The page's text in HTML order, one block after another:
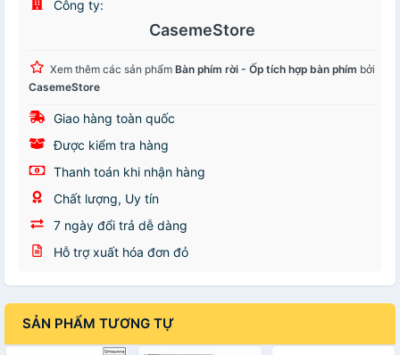
Công ty:
CasemeStore
Xem thêm các sản phẩm Bàn phím rời - Ốp tích hợp bàn phím bởi
CasemeStore
Giao hàng toàn quốc
Được kiểm tra hàng
Thanh toán khi nhận hàng
Chất lượng, Uy tín
7 ngày đổi trả dễ dàng
Hỗ trợ xuất hóa đơn đỏ
SẢN PHẨM TƯƠNG TỰ